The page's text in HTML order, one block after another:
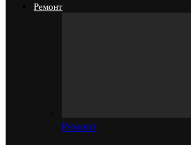
Ремонт
Ремонт